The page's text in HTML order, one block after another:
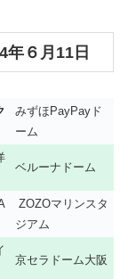
６月11日
みずほPayPayド
ーム
ベルーナドーム
ZOZOマリンスタ
ジアム
京セラドーム大阪